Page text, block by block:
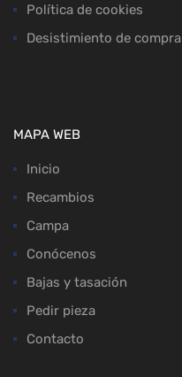
Política de cookies
Desistimiento de compra
MAPA WEB
Inicio
Recambios
Campa
Conócenos
Bajas y tasación
Pedir pieza
Contacto